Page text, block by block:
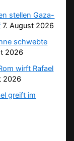
stellen Gaza-
7. August 2026
schwebte
2026
wirft Rafael
2026
greift im